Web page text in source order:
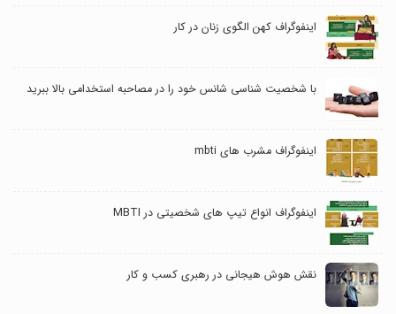
اینفوگراف کهن الگوی زنان در کار
با شخصیت شناسی شانس خود را در مصاحبه استخدامی بالا ببرید
اینفوگراف مشرب های mbti
اینفوگراف انواع تیپ های شخصیتی در MBTI
نقش هوش هیجانی در رهبری کسب و کار